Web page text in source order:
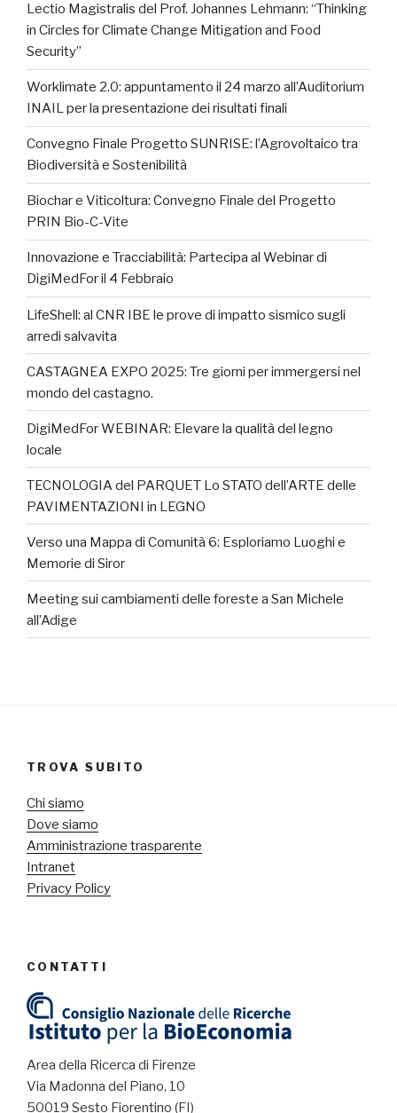
Lectio Magistralis del Prof. Johannes Lehmann: “Thinking
in Circles for Climate Change Mitigation and Food
Security”
Worklimate 2.0: appuntamento il 24 marzo all’Auditorium
INAIL per la presentazione dei risultati finali
Convegno Finale Progetto SUNRISE: l’Agrovoltaico tra
Biodiversità e Sostenibilità
Biochar e Viticoltura: Convegno Finale del Progetto
PRIN Bio-C-Vite
Innovazione e Tracciabilità: Partecipa al Webinar di
DigiMedFor il 4 Febbraio
LifeShell: al CNR IBE le prove di impatto sismico sugli
arredi salvavita
CASTAGNEA EXPO 2025: Tre giorni per immergersi nel
mondo del castagno.
DigiMedFor WEBINAR: Elevare la qualità del legno
locale
TECNOLOGIA del PARQUET Lo STATO dell’ARTE delle
PAVIMENTAZIONI in LEGNO
Verso una Mappa di Comunità 6: Esploriamo Luoghi e
Memorie di Siror
Meeting sui cambiamenti delle foreste a San Michele
all’Adige
TROVA SUBITO
Chi siamo
Dove siamo
Amministrazione trasparente
Intranet
Privacy Policy
CONTATTI
Area della Ricerca di Firenze
Via Madonna del Piano, 10
50019 Sesto Fiorentino (FI)